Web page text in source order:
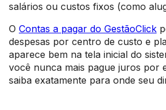
salários ou custos fixos (como
O Contas a pagar do GestãoClick
despesas por centro de custo e
aparece bem na tela inicial do
você nunca mais pague juros por
saiba exatamente para onde seu